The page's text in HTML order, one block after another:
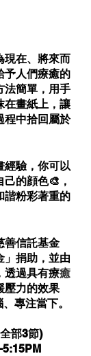
現在、將來而
予人們療癒的
法簡單，用手
在畫紙上，讓
程中拾回屬於
經驗，你可以
的顔色🎨，
諧粉彩著重的
善信託基金
」捐助，並由
透過具有療癒
壓力的效果
專注當下。
部3節)
5:15PM